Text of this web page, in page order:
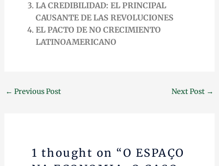
LA CREDIBILIDAD: EL PRINCIPAL
CAUSANTE DE LAS REVOLUCIONES
EL PACTO DE NO CRECIMIENTO
LATINOAMERICANO
← Previous Post Next Post →
1 thought on “O ESPAÇO